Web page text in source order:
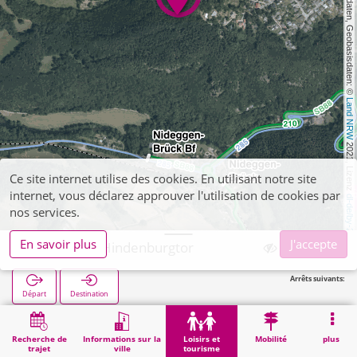
, Kartendaten, Geobasisdaten: ©
Land NRW
2021, Lizenz
dl-de/by-2-0
Recherche de
trajet
Informations sur la
ville
Loisirs et
tourisme
Mobilité plus
Nideggen, Hindenburgtor
Départ Destination
Arrêts suivants:
Démarrage Loisirs et tourisme Nideggen, Hindenburgtor
Ce site internet utilise des cookies. En utilisant notre site
internet, vous déclarez approuver l'utilisation de cookies par
nos services.
En savoir plus
J'accepte